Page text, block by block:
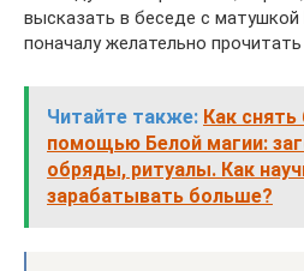
высказать в беседе с
поначалу желательно
Читайте также: Как
помощью Белой магии:
обряды, ритуалы. Как
зарабатывать больше?